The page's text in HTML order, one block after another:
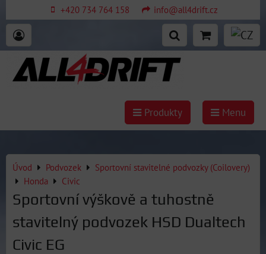
+420 734 764 158 info@all4drift.cz
Produkty Menu
Úvod Podvozek
Sportovní stavitelné podvozky (Coilovery)
Honda
Civic
Sportovní výškově a tuhostně
stavitelný podvozek HSD Dualtech
Civic EG